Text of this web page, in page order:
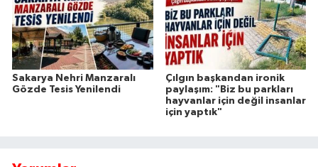
Sakarya Nehri Manzaralı
Gözde Tesis Yenilendi
Çılgın başkandan ironik
paylaşım: "Biz bu parkları
hayvanlar için değil insanlar
için yaptık"